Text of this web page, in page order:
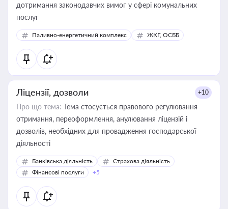
дотримання законодавчих вимог у сфері комунальних
послуг
Паливно-енергетичний комплекс ЖКГ, ОСББ
Ліцензії, дозволи +10
Про що тема: Тема стосується правового регулювання
отримання, переоформлення, анулювання ліцензій і
дозволів, необхідних для провадження господарської
діяльності
Банківська діяльність
Страхова діяльність
Фінансові послуги
+5